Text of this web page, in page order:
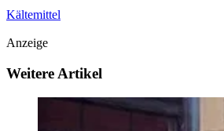
Kältemittel
Anzeige
Weitere Artikel